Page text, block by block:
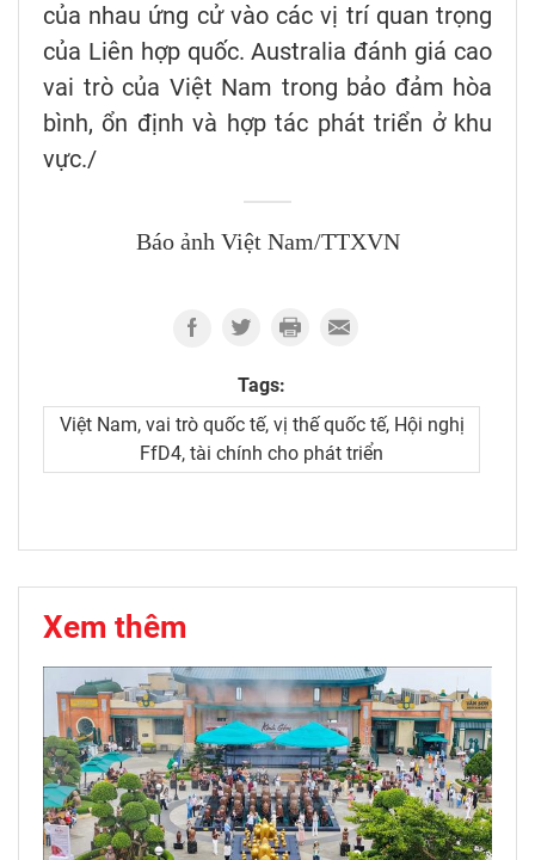
của nhau ứng cử vào các vị trí quan trọng
của Liên hợp quốc. Australia đánh giá cao
vai trò của Việt Nam trong bảo đảm hòa
bình, ổn định và hợp tác phát triển ở khu
vực./
Báo ảnh Việt Nam/TTXVN
Tags:
Việt Nam, vai trò quốc tế, vị thế quốc tế, Hội nghị
FfD4, tài chính cho phát triển
Xem thêm